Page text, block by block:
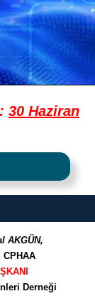
30 Haziran
AKGÜN,
CPHAA
Derneği